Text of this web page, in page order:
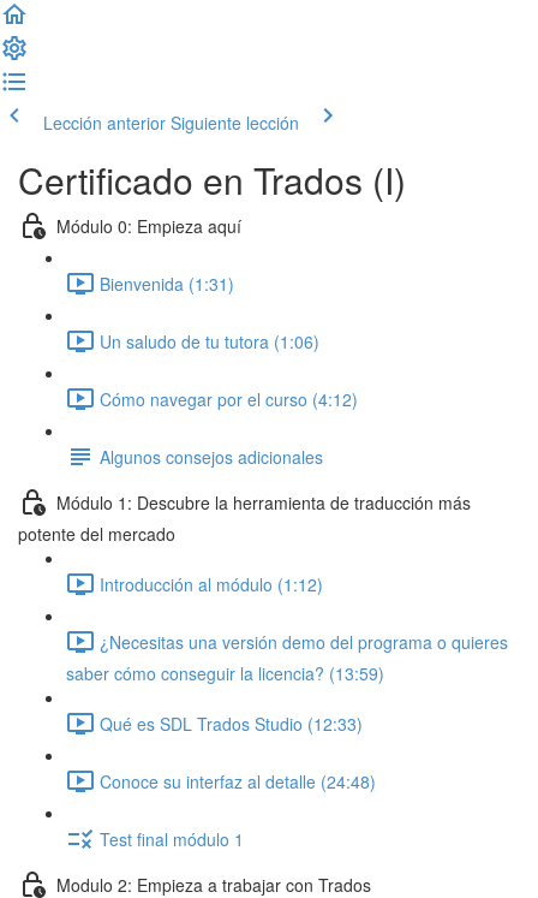
Lección anterior Siguiente lección
Certificado en Trados (I)
Módulo 0: Empieza aquí
Bienvenida (1:31)
Un saludo de tu tutora (1:06)
Cómo navegar por el curso (4:12)
Algunos consejos adicionales
Módulo 1: Descubre la herramienta de traducción más
potente del mercado
Introducción al módulo (1:12)
¿Necesitas una versión demo del programa o quieres
saber cómo conseguir la licencia? (13:59)
Qué es SDL Trados Studio (12:33)
Conoce su interfaz al detalle (24:48)
Test final módulo 1
Modulo 2: Empieza a trabajar con Trados